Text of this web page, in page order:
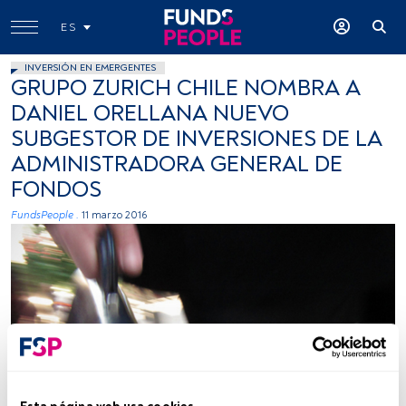
ES
INVERSIÓN EN EMERGENTES
GRUPO ZURICH CHILE NOMBRA A
DANIEL ORELLANA NUEVO
SUBGESTOR DE INVERSIONES DE LA
ADMINISTRADORA GENERAL DE
FONDOS
FundsPeople . 11 marzo 2016